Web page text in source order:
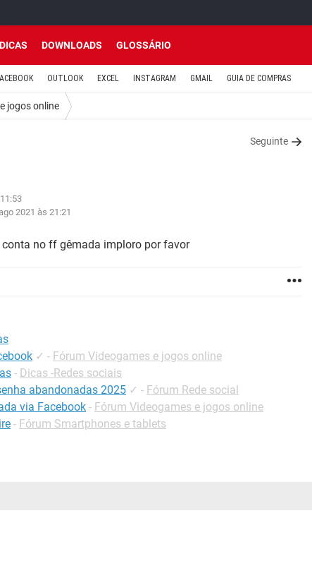
DICAS DOWNLOADS GLOSSÁRIO
OUTLOOK EXCEL INSTAGRAM GMAIL GUIA DE COMPRAS
jogos online
Seguinte
2021 às 21:21
no ff gêmada imploro por favor
✓ - Fórum Videogames e jogos online
- Dicas -Redes sociais
abandonadas 2025 ✓ - Fórum Rede social
via Facebook - Fórum Videogames e jogos online
- Fórum Smartphones e tablets